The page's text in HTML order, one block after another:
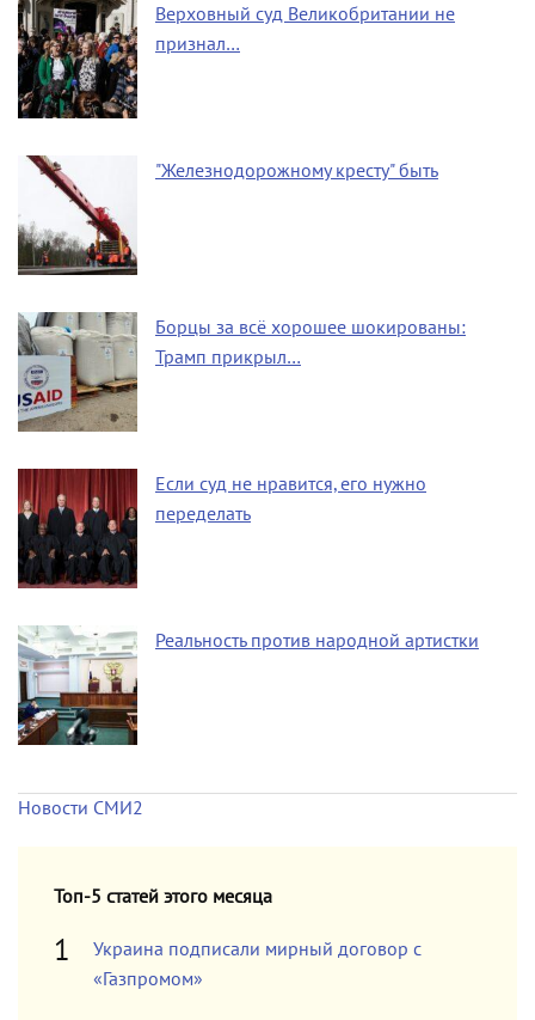
Верховный суд Великобритании не
признал…
"Железнодорожному кресту" быть
Борцы за всё хорошее шокированы:
Трамп прикрыл…
Если суд не нравится, его нужно
переделать
Реальность против народной артистки
Новости СМИ2
Топ-5 статей этого месяца
Украина подписали мирный договор с
«Газпромом»